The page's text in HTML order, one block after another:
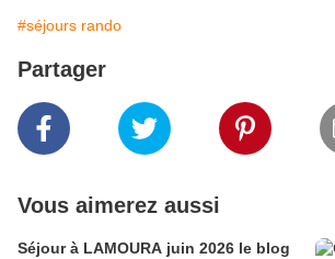
#séjours rando
Partager
Vous aimerez aussi
Séjour à LAMOURA juin 2026 le blog